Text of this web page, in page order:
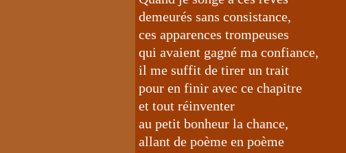
demeurés sans consistance,
ces apparences trompeuses
qui avaient gagné ma confiance,
il me suffit de tirer un trait
pour en finir avec ce chapitre
et tout réinventer
au petit bonheur la chance,
allant de poème en poème